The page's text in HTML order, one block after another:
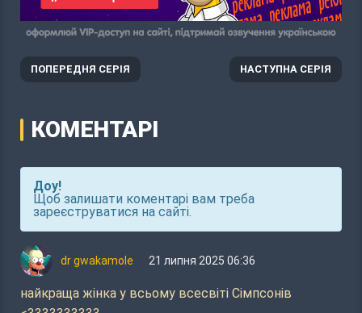
ПОПЕРЕДНЯ СЕРІЯ НАСТУПНА СЕРІЯ
КОМЕНТАРІ
Доу!
Щоб залишати коментарі вам треба
зареєструватися на сайті.
dr gwakamole 21 липня 2025 06:36
найкраща жінка у всьому всесвіті Сімпсонів